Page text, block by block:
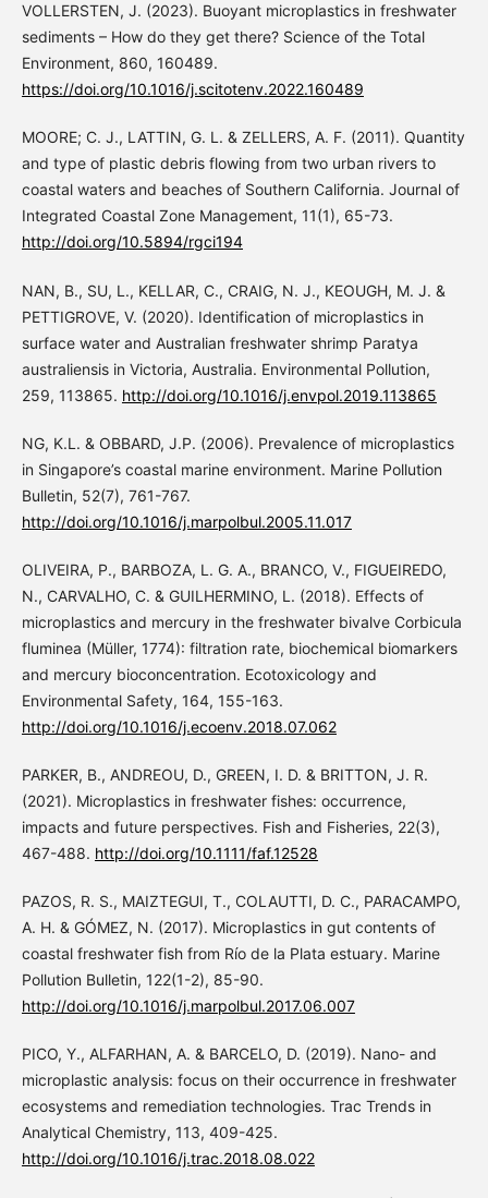
VOLLERSTEN, J. (2023). Buoyant microplastics in freshwater
sediments – How do they get there? Science of the Total
Environment, 860, 160489.
https://doi.org/10.1016/j.scitotenv.2022.160489
MOORE; C. J., LATTIN, G. L. & ZELLERS, A. F. (2011). Quantity
and type of plastic debris flowing from two urban rivers to
coastal waters and beaches of Southern California. Journal of
Integrated Coastal Zone Management, 11(1), 65-73.
http://doi.org/10.5894/rgci194
NAN, B., SU, L., KELLAR, C., CRAIG, N. J., KEOUGH, M. J. &
PETTIGROVE, V. (2020). Identification of microplastics in
surface water and Australian freshwater shrimp Paratya
australiensis in Victoria, Australia. Environmental Pollution,
259, 113865. http://doi.org/10.1016/j.envpol.2019.113865
NG, K.L. & OBBARD, J.P. (2006). Prevalence of microplastics
in Singapore’s coastal marine environment. Marine Pollution
Bulletin, 52(7), 761-767.
http://doi.org/10.1016/j.marpolbul.2005.11.017
OLIVEIRA, P., BARBOZA, L. G. A., BRANCO, V., FIGUEIREDO,
N., CARVALHO, C. & GUILHERMINO, L. (2018). Effects of
microplastics and mercury in the freshwater bivalve Corbicula
fluminea (Müller, 1774): filtration rate, biochemical biomarkers
and mercury bioconcentration. Ecotoxicology and
Environmental Safety, 164, 155-163.
http://doi.org/10.1016/j.ecoenv.2018.07.062
PARKER, B., ANDREOU, D., GREEN, I. D. & BRITTON, J. R.
(2021). Microplastics in freshwater fishes: occurrence,
impacts and future perspectives. Fish and Fisheries, 22(3),
467-488. http://doi.org/10.1111/faf.12528
PAZOS, R. S., MAIZTEGUI, T., COLAUTTI, D. C., PARACAMPO,
A. H. & GÓMEZ, N. (2017). Microplastics in gut contents of
coastal freshwater fish from Río de la Plata estuary. Marine
Pollution Bulletin, 122(1-2), 85-90.
http://doi.org/10.1016/j.marpolbul.2017.06.007
PICO, Y., ALFARHAN, A. & BARCELO, D. (2019). Nano- and
microplastic analysis: focus on their occurrence in freshwater
ecosystems and remediation technologies. Trac Trends in
Analytical Chemistry, 113, 409-425.
http://doi.org/10.1016/j.trac.2018.08.022